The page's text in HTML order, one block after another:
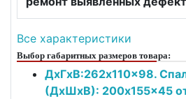
Все характеристики
Выбор габаритных размеров товара:
ДxГxВ:262x110x98.
(ДxШxВ): 200x155x45